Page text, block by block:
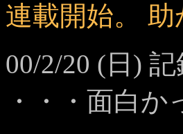
連載開始。
00/2/20 (日)
・・・面白か